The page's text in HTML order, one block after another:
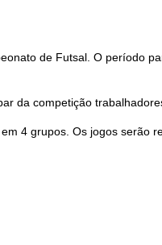
de Futsal. O período
da competição
4 grupos. Os jogos serão